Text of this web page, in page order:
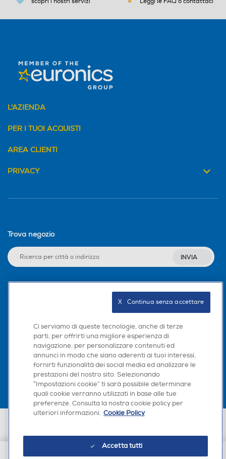
L'AZIENDA
PER I TUOI ACQUISTI
AREA CLIENTI
PRIVACY
Trova negozio
INVIA
Scarica la nostra app
n. 13337170156. Codice intermediario SDI: HHBD9AK. Vendite soggette
agli Artt. 45 e ss del Codice del Consumo in tema di Diritti dei
Ci serviamo di queste tecnologie, anche di terze
parti, per offrirti una migliore esperienza di
navigazione, per personalizzare contenuti ed
annunci in modo che siano aderenti ai tuoi interessi,
fornirti funzionalità dei social media ed analizzare le
prestazioni del nostro sito. Selezionando
“Impostazioni cookie” ti sarà possibile determinare
quali cookie verranno utilizzati in base alle tue
preferenze. Consulta la nostra cookie policy per
ulteriori informazioni. Cookie Policy
Accetta tutti
X   Continua senza accettare